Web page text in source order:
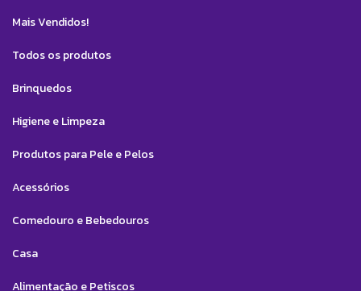
Mais Vendidos!
Todos os produtos
Brinquedos
Higiene e Limpeza
Produtos para Pele e Pelos
Acessórios
Comedouro e Bebedouros
Casa
Alimentação e Petiscos